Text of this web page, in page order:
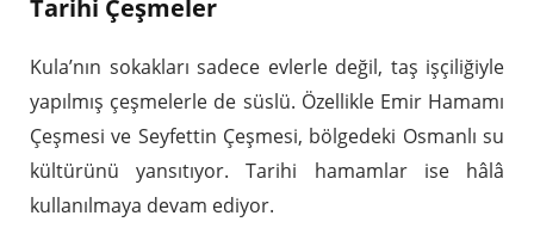
Tarihi Çeşmeler
Kula’nın sokakları sadece evlerle değil, taş işçiliğiyle
yapılmış çeşmelerle de süslü. Özellikle Emir Hamamı
Çeşmesi ve Seyfettin Çeşmesi, bölgedeki Osmanlı su
kültürünü yansıtıyor. Tarihi hamamlar ise hâlâ
kullanılmaya devam ediyor.